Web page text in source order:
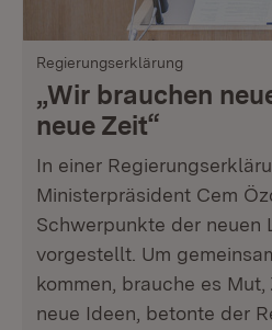
Regierungserklärung
„Wir brauchen
neue Zeit“
In einer
Ministerpräsident Cem
Schwerpunkte der neuen
vorgestellt. Um
kommen, brauche es
neue Ideen, betonte der